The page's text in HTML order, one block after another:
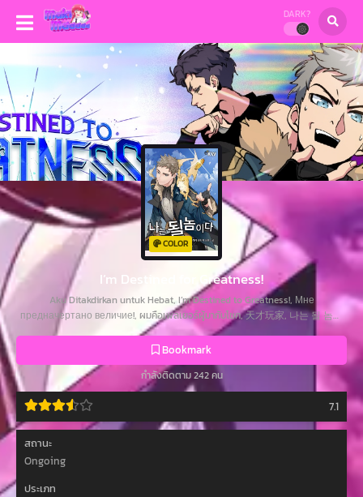
DARK?
COLOR
I’m Destined for Greatness!
Aku Ditakdirkan untuk Hebat, I’m Destined to Greatness!, Мне
предначертано величие!, ผมคือเพลเยอร์ผู้มากับโชค, 天才玩家, 나는 될 놈이
다, 나는 될놈이다
Bookmark
กำลังติดตาม 242 คน
7.1
สถานะ
Ongoing
ประเภท